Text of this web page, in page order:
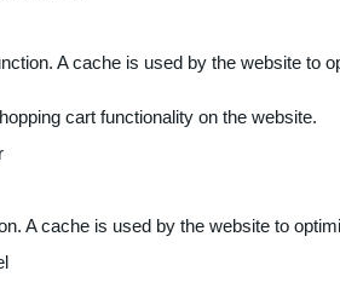
A cache is used by the website to
cart functionality on the website.
A cache is used by the website to